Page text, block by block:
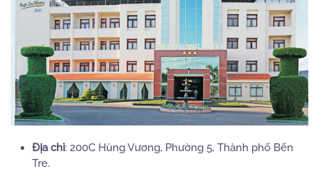
Địa chỉ: 200C Hùng Vương, Phường 5, Thành phố Bến
Tre.